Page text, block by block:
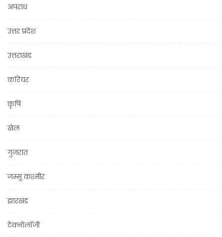
अपराध
उत्तर प्रदेश
उत्तराखंड
करियर
कृषि
खेल
गुजरात
जम्मू कश्मीर
झारखंड
टेक्नोलॉजी